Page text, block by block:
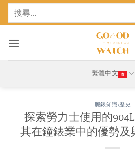
Skip
鍵
繁體中文
腕錶知識/歷史
探索勞力士使用的
其在鐘錶業中的優勢及